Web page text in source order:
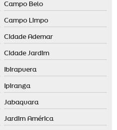
Campo Belo
Campo Limpo
Cidade Ademar
Cidade Jardim
Ibirapuera
Ipiranga
Jabaquara
Jardim América